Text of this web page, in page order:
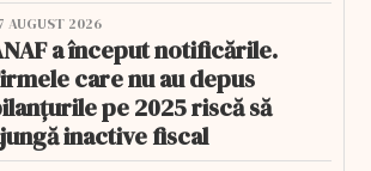
AUGUST 2026
a început notificările.
care nu au depus
pe 2025 riscă să
inactive fiscal